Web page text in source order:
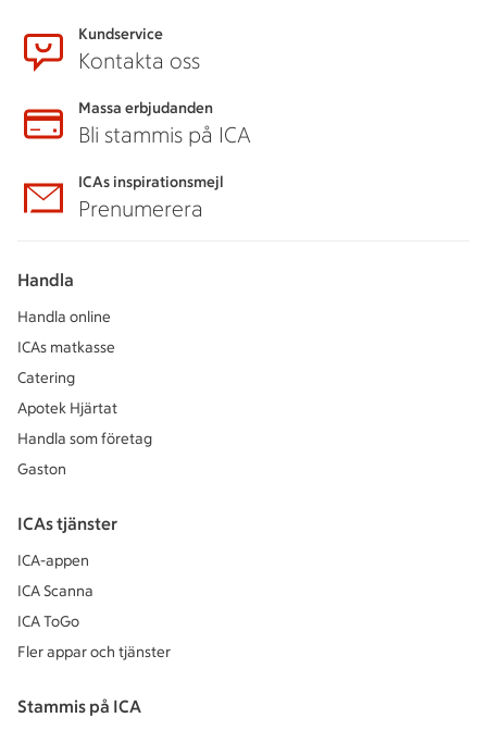
Kundservice
Kontakta oss
Massa erbjudanden
Bli stammis på ICA
ICAs inspirationsmejl
Prenumerera
Handla
Handla online
ICAs matkasse
Catering
Apotek Hjärtat
Handla som företag
Gaston
ICAs tjänster
ICA-appen
ICA Scanna
ICA ToGo
Fler appar och tjänster
Stammis på ICA